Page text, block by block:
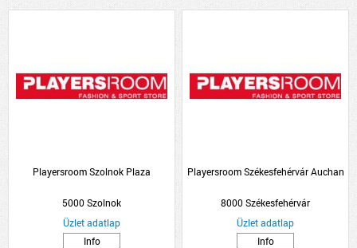
Playersroom Szolnok Plaza
5000 Szolnok
Üzlet adatlap
Info
Playersroom Székesfehérvár Auchan
8000 Székesfehérvár
Üzlet adatlap
Info